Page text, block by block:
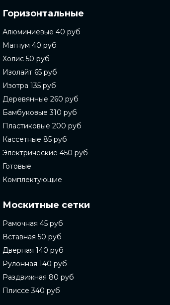
Горизонтальные
Алюминиевые 40 руб
Магнум 40 руб
Холис 50 руб
Изолайт 65 руб
Изотра 135 руб
Деревянные 260 руб
Бамбуковые 310 руб
Пластиковые 200 руб
Кассетные 85 руб
Электрические 450 руб
Готовые
Комплектующие
Москитные сетки
Рамочная 45 руб
Вставная 50 руб
Дверная 140 руб
Рулонная 140 руб
Раздвижная 80 руб
Плиссе 340 руб